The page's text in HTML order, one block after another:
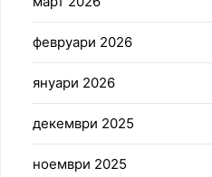
февруари 2026
януари 2026
декември 2025
ноември 2025